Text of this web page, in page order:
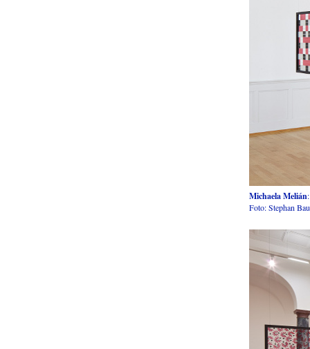
Michaela Melián
Foto: Stephan